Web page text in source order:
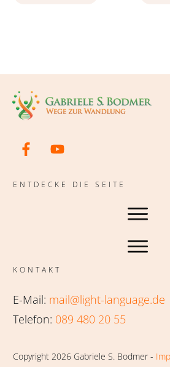
ENTDECKE DIE SEITE
KONTAKT
E-Mail: mail@light-language.de
Telefon: 089 480 20 55
Copyright 2026 Gabriele S. Bodmer -